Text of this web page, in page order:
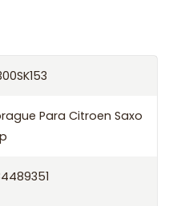
desde 2019,
Para Citroen Saxo